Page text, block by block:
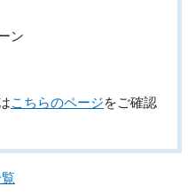
ン
こちらのページをご確認